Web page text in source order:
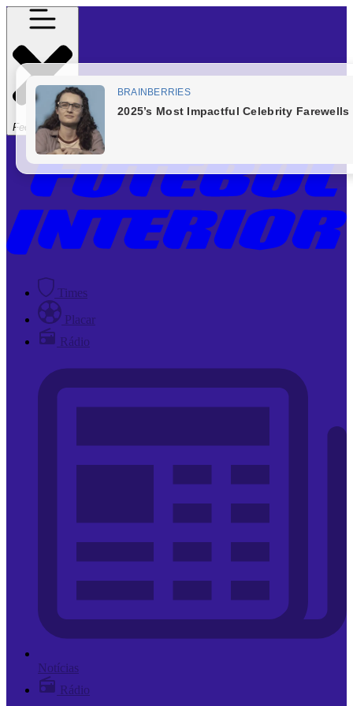
Fechar Menu
Times
Placar
Rádio
Notícias
Rádio